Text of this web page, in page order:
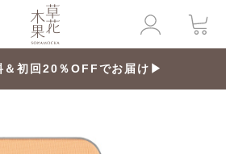
＆初回20％OFFでお届け▶